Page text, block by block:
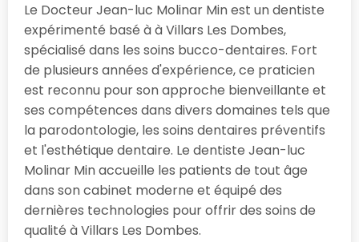
Le Docteur Jean-luc Molinar Min est un dentiste
expérimenté basé à à Villars Les Dombes,
spécialisé dans les soins bucco-dentaires. Fort
de plusieurs années d'expérience, ce praticien
est reconnu pour son approche bienveillante et
ses compétences dans divers domaines tels que
la parodontologie, les soins dentaires préventifs
et l'esthétique dentaire. Le dentiste Jean-luc
Molinar Min accueille les patients de tout âge
dans son cabinet moderne et équipé des
dernières technologies pour offrir des soins de
qualité à Villars Les Dombes.